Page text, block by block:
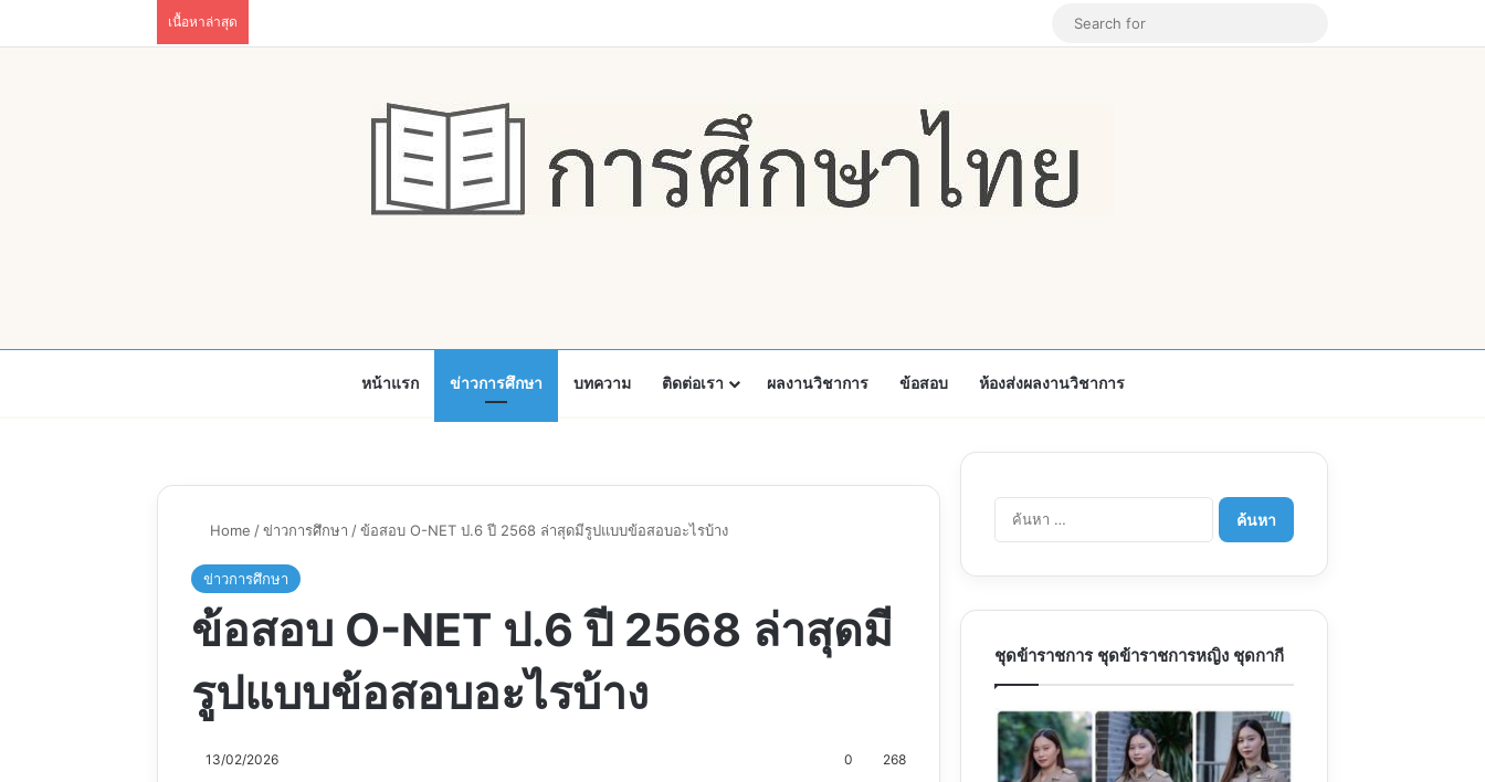
เนื้อหาล่าสุด Instagram
Random Article
หน้าแรก ข่าวการศึกษา บทความ ติดต่อเรา ผลงานวิชาการ ข้อสอบ ห้องส่งผลงานวิชาการ
Home /ข่าวการศึกษา /ข้อสอบ O-NET ป.6 ปี 2568 ล่าสุดมีรูปแบบข้อสอบอะไรบ้าง
ข่าวการศึกษา
ข้อสอบ O-NET ป.6 ปี 2568 ล่าสุดมี
รูปแบบข้อสอบอะไรบ้าง
13/02/2026 0 268
ค้นหา
สำหรับ:
ชุดข้าราชการ ชุดข้าราชการหญิง ชุดกากี